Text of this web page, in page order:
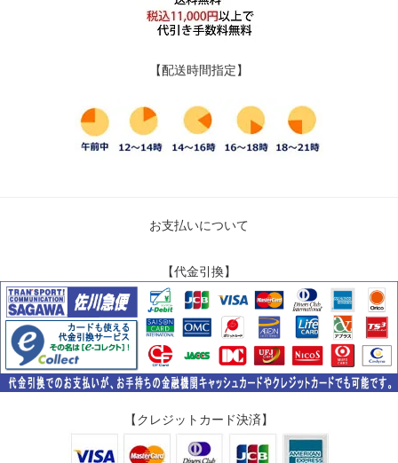
【配送時間指定】
お支払いについて
【代金引換】
【クレジットカード決済】